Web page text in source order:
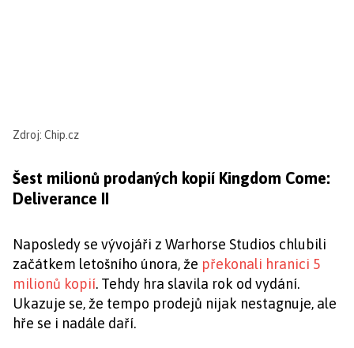
Zdroj: Chip.cz
Šest milionů prodaných kopií Kingdom Come:
Deliverance II
Naposledy se vývojáři z Warhorse Studios chlubili
začátkem letošního února, že překonali hranici 5
milionů kopií. Tehdy hra slavila rok od vydání.
Ukazuje se, že tempo prodejů nijak nestagnuje, ale
hře se i nadále daří.